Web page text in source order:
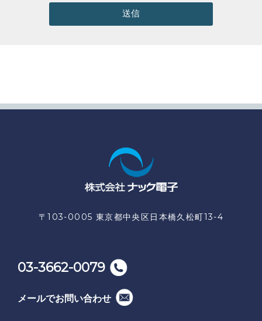
送信
〒103-0005 東京都中央区日本橋久松町13-4
03-3662-0079
メールでお問い合わせ